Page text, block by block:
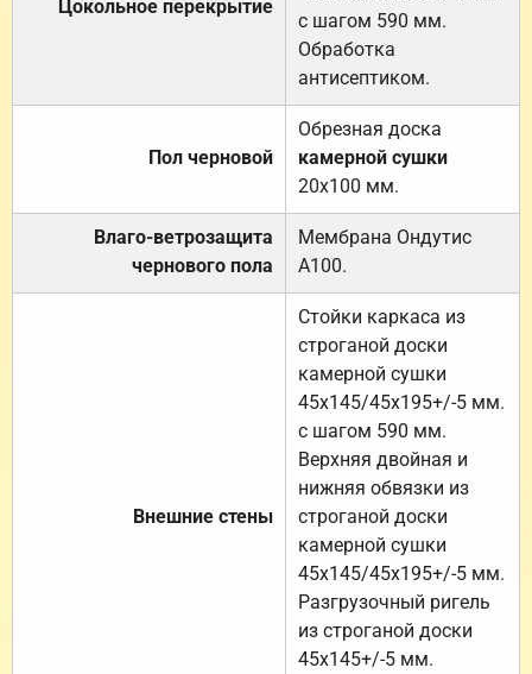
Цокольное перекрытие
с шагом 590 мм.
Обработка
антисептиком.
Пол черновой
Обрезная доска
камерной сушки
20х100 мм.
Влаго-ветрозащита
чернового пола
Мембрана Ондутис
А100.
Внешние стены
Стойки каркаса из
строганой доски
камерной сушки
45х145/45х195+/-5 мм.
с шагом 590 мм.
Верхняя двойная и
нижняя обвязки из
строганой доски
камерной сушки
45х145/45х195+/-5 мм.
Разгрузочный ригель
из строганой доски
45х145+/-5 мм.